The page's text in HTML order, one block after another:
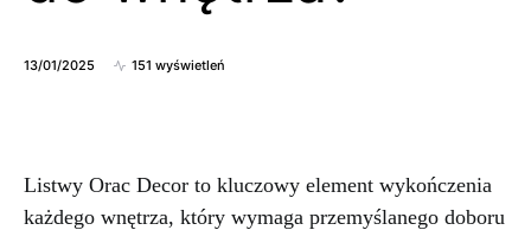
13/01/2025 151 wyświetleń
Listwy Orac Decor to kluczowy element wykończenia
każdego wnętrza, który wymaga przemyślanego doboru